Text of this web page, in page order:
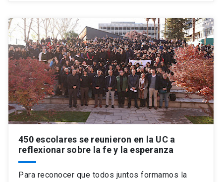
450 escolares se reunieron en la UC a
reflexionar sobre la fe y la esperanza
Para reconocer que todos juntos formamos la